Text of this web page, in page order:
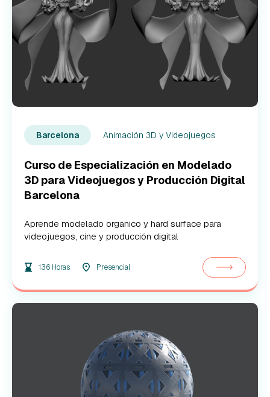
Barcelona Animación 3D y Videojuegos
Curso de Especialización en Modelado
3D para Videojuegos y Producción Digital
Barcelona
Aprende modelado orgánico y hard surface para
videojuegos, cine y producción digital
136 Horas Presencial